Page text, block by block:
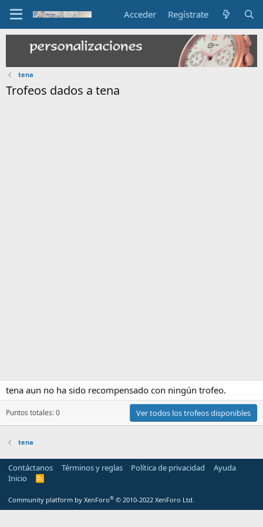
Acceder Regístrate
tena
Trofeos dados a tena
tena aun no ha sido recompensado con ningún trofeo.
Puntos totales: 0 Ver todos los trofeos disponibles
tena
Contáctanos Términos y reglas Política de privacidad
Ayuda
Inicio
R
S
Community platform by XenForo® © 2010-2022 XenForo Ltd.